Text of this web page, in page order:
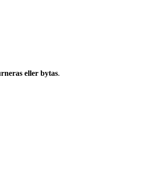
eller bytas.